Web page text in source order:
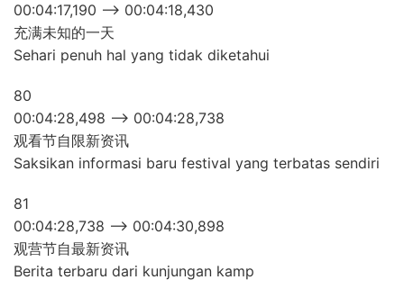
00:04:17,190 –> 00:04:18,430
充满未知的一天
Sehari penuh hal yang tidak diketahui
80
00:04:28,498 –> 00:04:28,738
观看节自限新资讯
Saksikan informasi baru festival yang terbatas sendiri
81
00:04:28,738 –> 00:04:30,898
观营节自最新资讯
Berita terbaru dari kunjungan kamp